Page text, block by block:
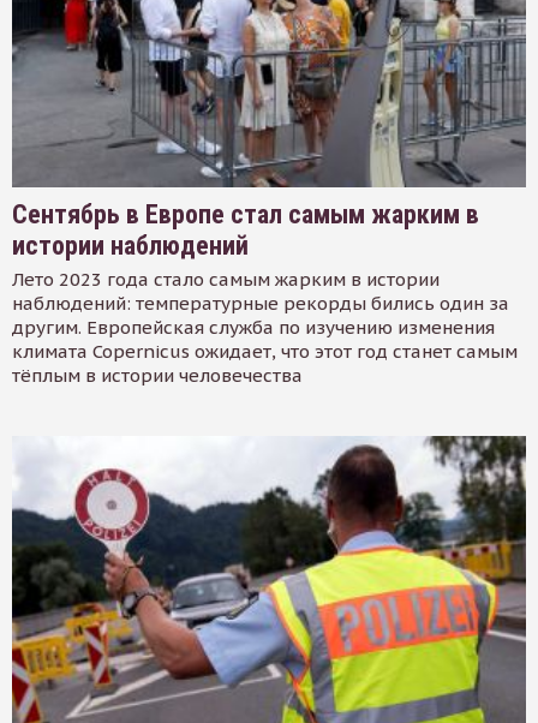
Сентябрь в Европе стал самым жарким в
истории наблюдений
Лето 2023 года стало самым жарким в истории
наблюдений: температурные рекорды бились один за
другим. Европейская служба по изучению изменения
климата Copernicus ожидает, что этот год станет самым
тёплым в истории человечества